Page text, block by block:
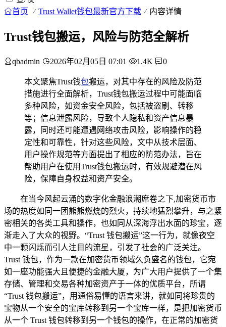
首页 Trust Wallet钱包最新官方下载 内容详情
Trust钱包搬运，风险与防范全解析
qbadmin 2026年02月05日 07:01 1.4K 0
本文聚焦Trust钱包搬运，对其中存在的风险及防范
措施进行全面解析，Trust钱包搬运过程中可能面临
多种风险，如资金安全风险，包括被盗刷、转移
等；信息泄露风险，导致个人隐私和资产信息暴
露，同时还可能遭遇网络攻击风险，影响操作的稳
定性和可靠性，针对这些风险，文中从技术层面、
用户操作规范等方面提出了相应的防范办法，旨在
帮助用户在使用Trust钱包搬运时，有效规避潜在风
险，保障自身权益和资产安全。
在当今风起云涌的数字化金融浪潮席卷之下,加密货币市
场的热度如同一团熊熊燃烧的烈火，持续地猛烈攀升，与之紧
密相关的各类工具和操作，也如同从深海浮出水面的珍宝，逐
渐走入了大众的视野。“Trust 钱包搬运”这一行为，就像夜空
中一颗闪烁而引人注目的流星，引发了社会的广泛关注。
Trust 钱包，作为一款在加密货币领域久负盛名的钱包，它宛
如一座功能强大且便捷的金融大厦，为广大用户提供了一个集
存储、管理和交易各种加密资产于一体的优质平台，所谓
“Trust 钱包搬运”，用通俗易懂的语言来讲，就如同将珍贵的
宝物从一个安全的宝库转移到另一个宝库一样，是把加密货币
从一个 Trust 钱包转移到另一个钱包的操作，在正常的加密货